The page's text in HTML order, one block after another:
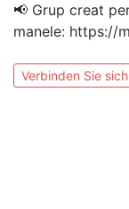
📢 Grup creat
manele: https://
Verbinden Sie